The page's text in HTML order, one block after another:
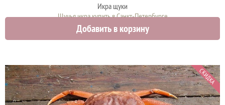
Икра щуки
Щучья икра купить в Санкт-Петербурге
4750 руб.
Добавить в корзину
СКИДКА